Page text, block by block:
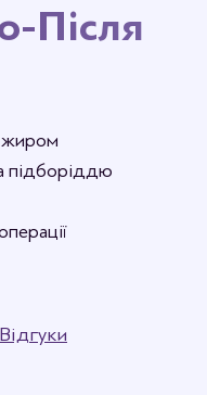
Після
жиром
підборіддю
Відгуки